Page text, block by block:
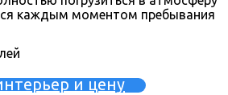
каждым моментом пребывания
и цену